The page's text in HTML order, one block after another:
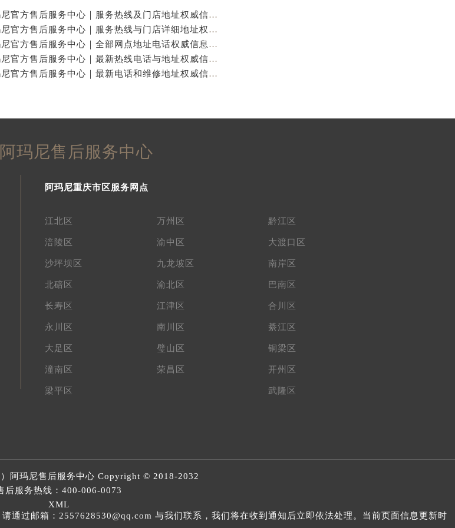
重庆阿玛尼官方售后服务中心｜服务热线及门店地址权威信息公示（2026年7月最新）
重庆阿玛尼官方售后服务中心｜服务热线与门店详细地址权威信息公示（2026年7月最新）
重庆阿玛尼官方售后服务中心｜全部网点地址电话权威信息公示（2026年7月最新）
重庆阿玛尼官方售后服务中心｜最新热线电话与地址权威信息公示（2026年7月最新）
重庆阿玛尼官方售后服务中心｜最新电话和维修地址权威信息公示（2026年7月最新）
玛尼售后服务中心
阿玛尼重庆市区服务网点
江北区 万州区 黔江区
涪陵区 渝中区 大渡口区
沙坪坝区 九龙坡区 南岸区
北碚区 渝北区 巴南区
长寿区 江津区 合川区
永川区 南川区 綦江区
大足区 璧山区 铜梁区
潼南区 荣昌区 开州区
梁平区 武隆区
阿玛尼售后服务中心 Copyright © 2018-2032
后服务热线： 400-006-0073
XML
通过邮箱：2557628530@qq.com 与我们联系，我们将在收到通知后立即依法处理。当前页面信息更新时